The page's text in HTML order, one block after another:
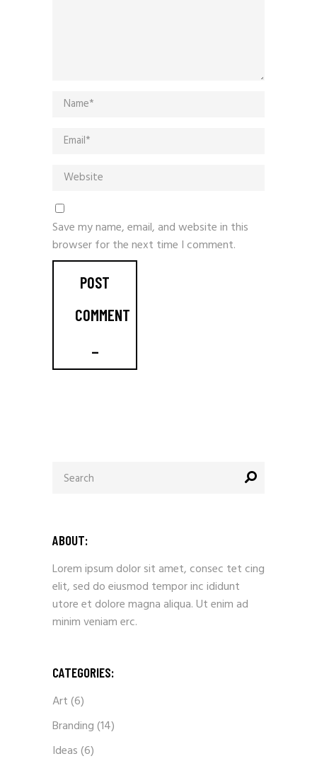
Save my name, email, and website in this
browser for the next time I comment.
POST
COMMENT
_
for:
ABOUT:
Lorem ipsum dolor sit amet, consec tet cing
elit, sed do eiusmod tempor inc ididunt
utore et dolore magna aliqua. Ut enim ad
minim veniam erc.
CATEGORIES:
Art(6)
Branding(14)
Ideas(6)